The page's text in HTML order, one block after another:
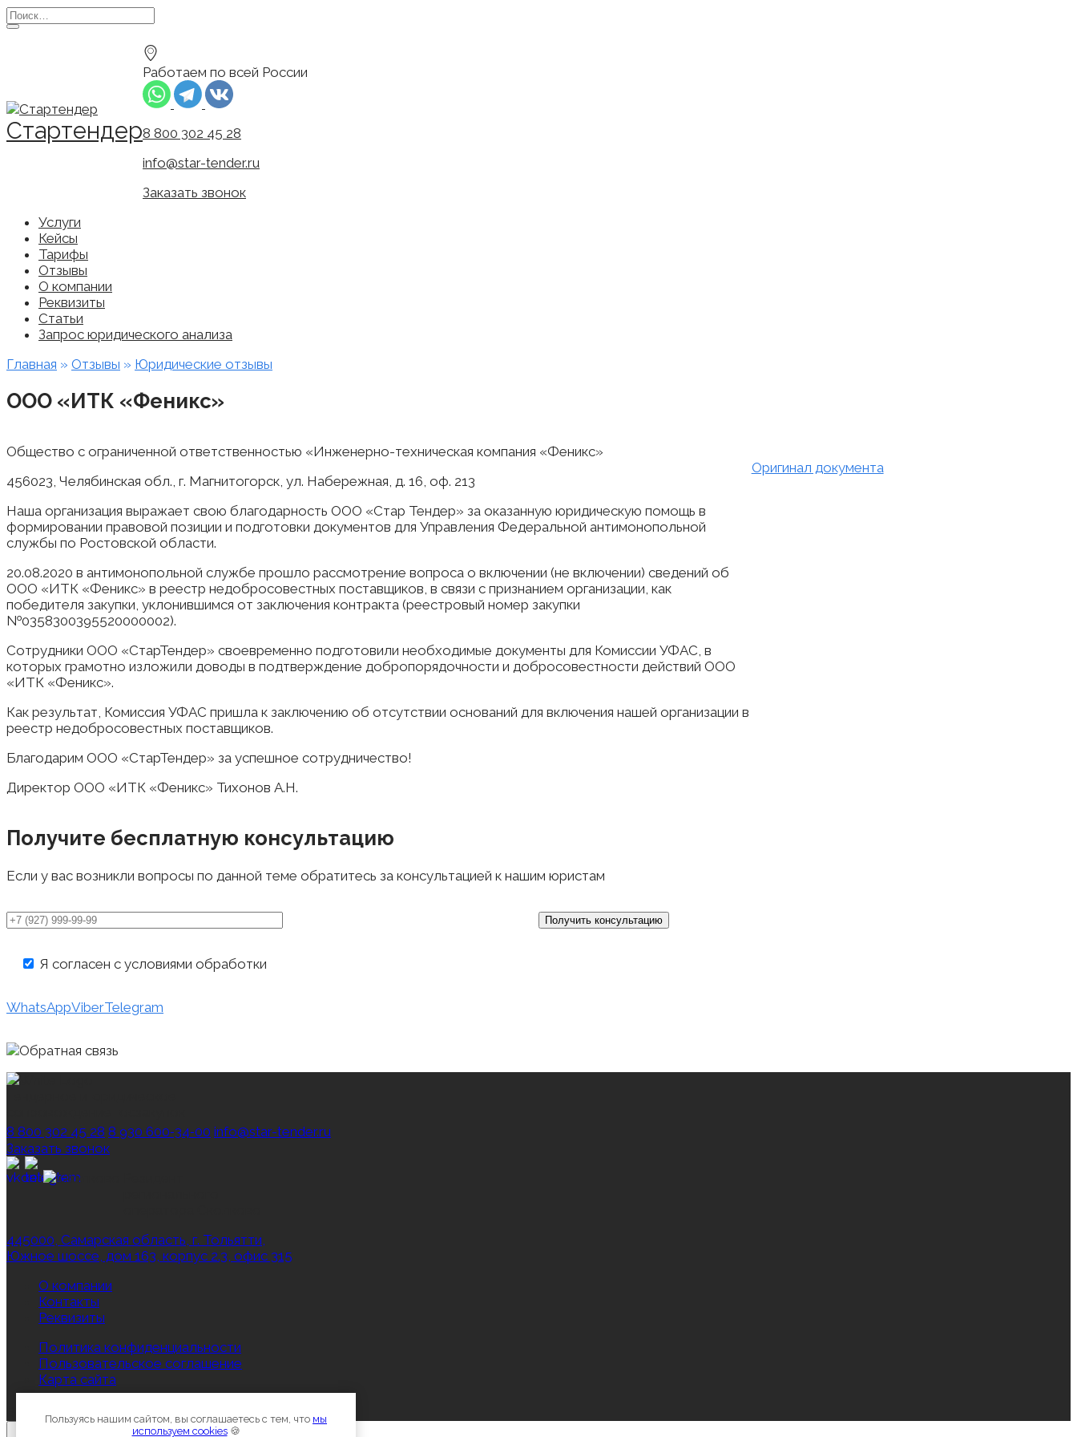
Перейти
к
Search
for:
Стартендер
Работаем по всей России
8 800 302 45 28
info@star-tender.ru
Заказать звонок
Услуги
Кейсы
Тарифы
Отзывы
О компании
Реквизиты
Статьи
Запрос юридического анализа
Главная » Отзывы » Юридические отзывы
ООО «ИТК «Феникс»
Общество с ограниченной ответственностью «Инженерно-техническая компания «Феникс»
456023, Челябинская обл., г. Магнитогорск, ул. Набережная, д. 16, оф. 213
Наша организация выражает свою благодарность ООО «Стар Тендер» за оказанную юридическую помощь в
формировании правовой позиции и подготовки документов для Управления Федеральной антимонопольной
службы по Ростовской области.
20.08.2020 в антимонопольной службе прошло рассмотрение вопроса о включении (не включении) сведений об
ООО «ИТК «Феникс» в реестр недобросовестных поставщиков, в связи с признанием организации, как
победителя закупки, уклонившимся от заключения контракта (реестровый номер закупки
№0358300395520000002).
Сотрудники ООО «СтарТендер» своевременно подготовили необходимые документы для Комиссии УФАС, в
которых грамотно изложили доводы в подтверждение добропорядочности и добросовестности действий ООО
«ИТК «Феникс».
Как результат, Комиссия УФАС пришла к заключению об отсутствии оснований для включения нашей организации в
реестр недобросовестных поставщиков.
Благодарим ООО «СтарТендер» за успешное сотрудничество!
Директор ООО «ИТК «Феникс» Тихонов А.Н.
Оригинал документа
Получите бесплатную консультацию
Если у вас возникли вопросы по данной теме обратитесь за консультацией к нашим юристам
Я согласен с условиями обработки
WhatsAppViberTelegram
8 800 302 45 28 8 930 600‑34‑00 info@star-tender.ru
Заказать звонок
445000, Самарская область, г. Тольятти,
Южное шоссе, дом 163, корпус 2.3, офис 315
О компании
Контакты
Реквизиты
Политика конфиденциальности
Пользовательское соглашение
Карта сайта
Все права защищены © 2012-2026, Star‑Tender.ru
Пользуясь нашим сайтом, вы соглашаетесь с тем, что мы
используем cookies🍪